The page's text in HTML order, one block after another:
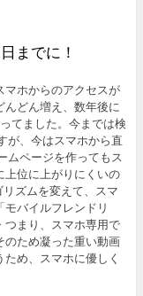
までに！
マホからのアクセスが
どん増え、数年後に
てました。今までは検
が、今はスマホから直
ムページを作ってもス
上位に上がりにくいの
ズムを変えて、スマ
バイルフレンドリ
つまり、スマホ専用で
のため凝った重い動画
め、スマホに優しく